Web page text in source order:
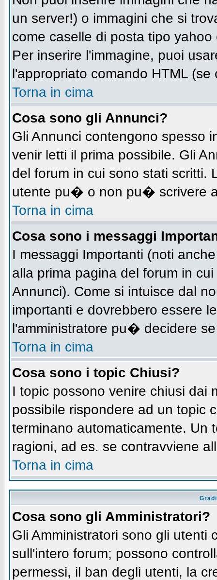
un server!) o immagini che si
come caselle di posta tipo
Per inserire l'immagine, puoi
l'appropriato comando HTML (se
Torna in cima
Cosa sono gli Annunci?
Gli Annunci contengono spesso
venir letti il prima possibile. Gli
del forum in cui sono stati
utente pu� o non pu� scrivere
Torna in cima
Cosa sono i messaggi
I messaggi Importanti (noti
alla prima pagina del forum in
Annunci). Come si intuisce dal
importanti e dovrebbero essere
l'amministratore pu� decidere
Torna in cima
Cosa sono i topic Chiusi?
I topic possono venire chiusi
possibile rispondere ad un topic
terminano automaticamente.
ragioni, ad es. se contravviene
Torna in cima
Cosa sono gli Amministratori?
Gli Amministratori sono gli
sull'intero forum; possono
permessi, il ban degli utenti, la